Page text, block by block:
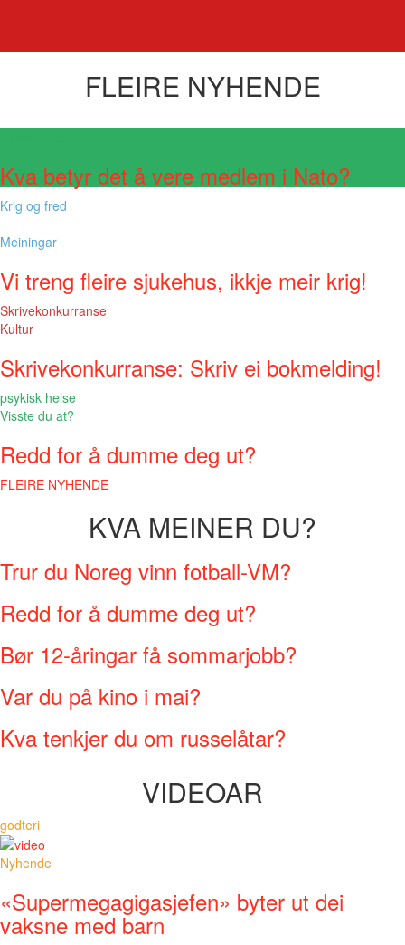
FLEIRE NYHENDE
Kva betyr det å vere medlem i Nato?
Krig og fred
Meiningar
Vi treng fleire sjukehus, ikkje meir krig!
Skrivekonkurranse
Kultur
Skrivekonkurranse: Skriv ei bokmelding!
psykisk helse
Visste du at?
Redd for å dumme deg ut?
FLEIRE NYHENDE
KVA MEINER DU?
Trur du Noreg vinn fotball-VM?
Redd for å dumme deg ut?
Bør 12-åringar få sommarjobb?
Var du på kino i mai?
Kva tenkjer du om russelåtar?
VIDEOAR
godteri
Nyhende
«Supermegagigasjefen» byter ut dei
vaksne med barn